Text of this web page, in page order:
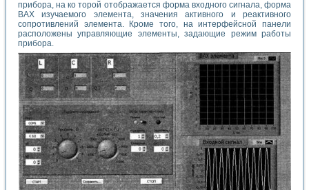
прибора, на ко торой отображается форма входного сигнала, форма
ВАХ изучаемого элемента, значения активного и реактивного
сопротивлений элемента. Кроме того, на интерфейсной панели
расположены управляющие элементы, задающие режим работы
прибора.